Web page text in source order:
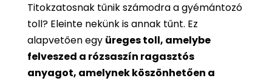
Titokzatosnak tűnik számodra a gyémántozó
toll? Eleinte nekünk is annak tűnt. Ez
alapvetően egy üreges toll, amelybe
felveszed a rózsaszín ragasztós
anyagot, amelynek köszönhetően a